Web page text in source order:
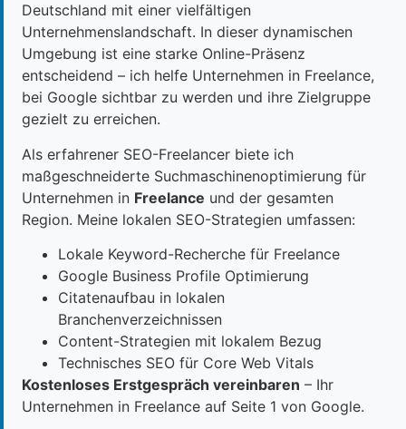
Deutschland mit einer vielfältigen
Unternehmenslandschaft. In dieser dynamischen
Umgebung ist eine starke Online-Präsenz
entscheidend – ich helfe Unternehmen in Freelance,
bei Google sichtbar zu werden und ihre Zielgruppe
gezielt zu erreichen.
Als erfahrener SEO-Freelancer biete ich
maßgeschneiderte Suchmaschinenoptimierung für
Unternehmen in Freelance und der gesamten
Region. Meine lokalen SEO-Strategien umfassen:
Lokale Keyword-Recherche für Freelance
Google Business Profile Optimierung
Citatenaufbau in lokalen
Branchenverzeichnissen
Content-Strategien mit lokalem Bezug
Technisches SEO für Core Web Vitals
Kostenloses Erstgespräch vereinbaren – Ihr
Unternehmen in Freelance auf Seite 1 von Google.